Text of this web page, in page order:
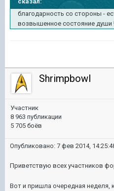
благодарность со стороны -
возвышенное состояние души
Shrimpbowl
Участник
8 963 публикации
5 705 боёв
Опубликовано: 7 фев 2014,
Приветствую всех участников
Вот и пришла очередная неделя,